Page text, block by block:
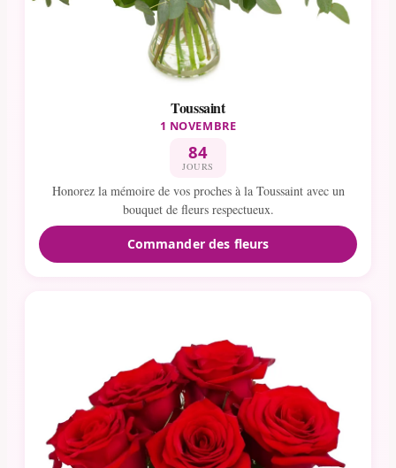
Toussaint
1 NOVEMBRE
84
JOURS
Honorez la mémoire de vos proches à la Toussaint avec un
bouquet de fleurs respectueux.
Commander des fleurs